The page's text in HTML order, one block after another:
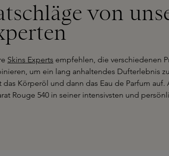
von
Skins Experts empfehlen, die verschiedenen
um ein lang anhaltendes Dufterlebnis
das Körperöl und dann das Eau de Parfum auf.
Rouge 540 in seiner intensivsten und